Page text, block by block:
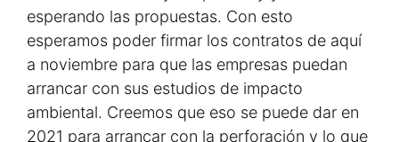
esperando las propuestas. Con esto
esperamos poder firmar los contratos de aquí
a noviembre para que las empresas puedan
arrancar con sus estudios de impacto
ambiental. Creemos que eso se puede dar en
2021 para arrancar con la perforación y lo que